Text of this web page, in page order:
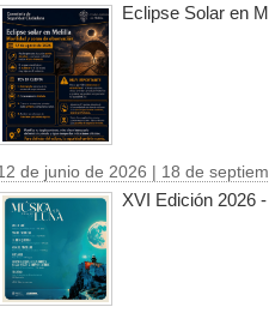
Eclipse Solar en
de junio de 2026 | 18 de
XVI Edición 2026